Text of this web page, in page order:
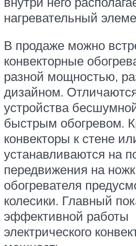
нагревательный
В продаже можно
конвекторные
разной мощностью,
дизайном.
устройства
быстрым обогревом.
конвекторы к стене
устанавливаются на
передвижения на
обогревателя
колесики. Главный
эффективной работы
электрического